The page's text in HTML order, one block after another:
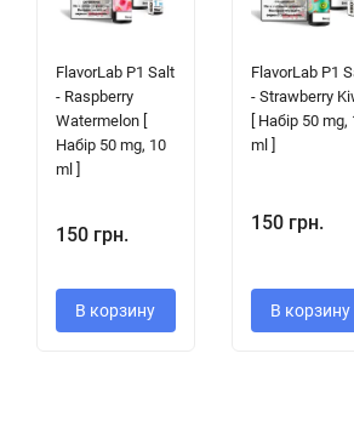
FlavorLab P1 Salt
- Raspberry
Watermelon [
Набір 50 mg, 10
ml ]
150 грн.
В корзину
FlavorLab P1
- Strawberry
[ Набір 50 mg,
ml ]
150 грн.
В корзину